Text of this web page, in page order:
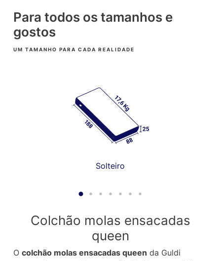
Para todos os tamanhos e
gostos
UM TAMANHO PARA CADA REALIDADE
Solteiro
Colchão molas ensacadas
queen
O colchão molas ensacadas queen da Guldi